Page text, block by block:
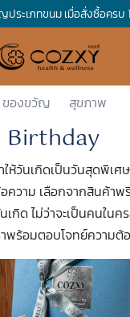
ระเภทขนม เมื่อสั่งซื้อครบ
ของขวัญ สุขภาพ
Cozxy By
Birthday
ห้วันเกิดเป็นวันสุดพิเ
าม เลือกจากสินค้าพรี
เกิด ไม่ว่าจะเป็นคนใน
าพร้อมตอบโจทย์ความ
ทศกาล
Nest